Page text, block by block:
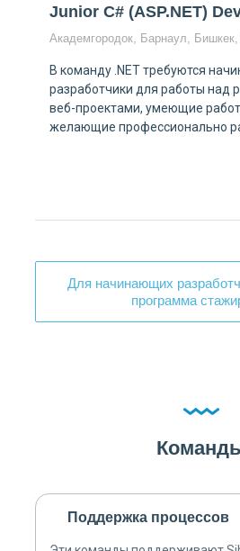
Junior C# (ASP.NET)
Академгородок, Барнаул,
В команду .NET требуются
разработчики для работы над
веб-проектами, умеющие
желающие профессионально
Для начинающих
программа
Поддержка процессов